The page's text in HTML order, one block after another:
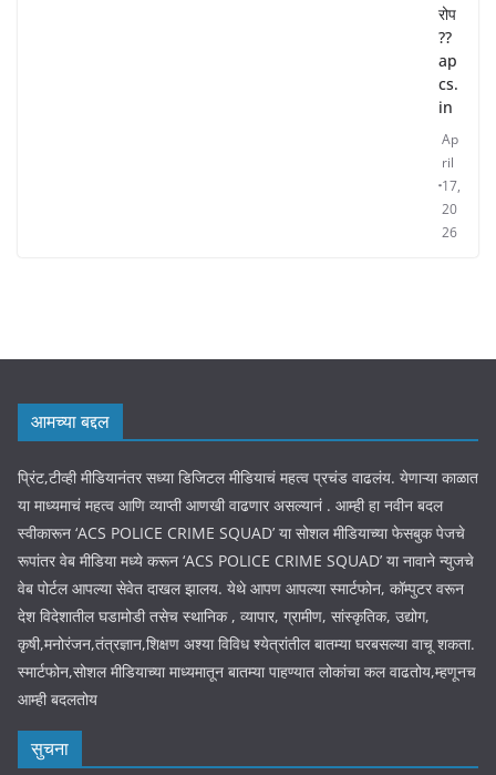
रोप
??
ap
cs.
in
Ap
ril
17,
20
26
आमच्या बद्दल
प्रिंट,टीव्ही मीडियानंतर सध्या डिजिटल मीडियाचं महत्व प्रचंड वाढलंय. येणाऱ्या काळात
या माध्यमाचं महत्व आणि व्याप्ती आणखी वाढणार असल्यानं . आम्ही हा नवीन बदल
स्वीकारून ‘ACS POLICE CRIME SQUAD’ या सोशल मीडियाच्या फेसबुक पेजचे
रूपांतर वेब मीडिया मध्ये करून ‘ACS POLICE CRIME SQUAD’ या नावाने न्युजचे
वेब पोर्टल आपल्या सेवेत दाखल झालय. येथे आपण आपल्या स्मार्टफोन, कॉम्पुटर वरून
देश विदेशातील घडामोडी तसेच स्थानिक , व्यापार, ग्रामीण, सांस्कृतिक, उद्योग,
कृषी,मनोरंजन,तंत्रज्ञान,शिक्षण अश्या विविध श्येत्रांतील बातम्या घरबसल्या वाचू शकता.
स्मार्टफोन,सोशल मीडियाच्या माध्यमातून बातम्या पाहण्यात लोकांचा कल वाढतोय,म्हणूनच
आम्ही बदलतोय
सुचना